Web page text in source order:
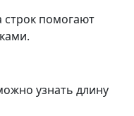
строк помогают
узнать длину